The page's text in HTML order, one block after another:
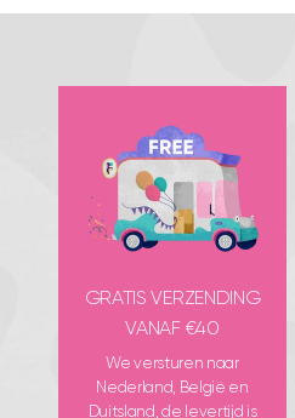
GRATIS VERZENDING
VANAF €40
We versturen naar
Nederland, België en
Duitsland, de levertijd is